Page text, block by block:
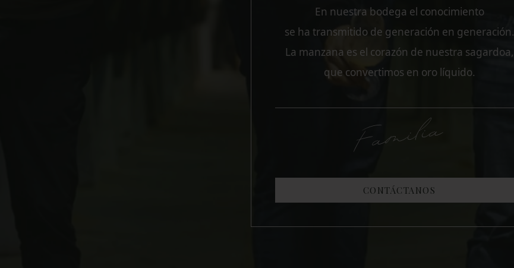
En nuestra bodega el conocimiento
se ha transmitido de generación en generación.
La manzana es el corazón de nuestra sagardoa,
que convertimos en oro líquido.
Familia
CONTÁCTANOS